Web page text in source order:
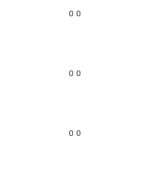
0 0
0 0
0 0